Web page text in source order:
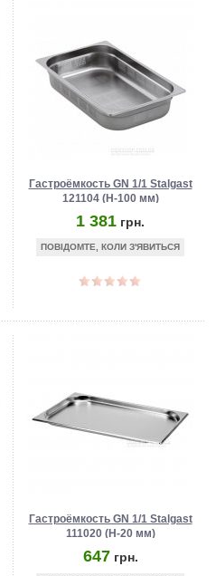
Гастроёмкость GN 1/1 Stalgast
121104 (Н-100 мм)
1 381 грн.
ПОВІДОМТЕ, КОЛИ З'ЯВИТЬСЯ
Гастроёмкость GN 1/1 Stalgast
111020 (Н-20 мм)
647 грн.